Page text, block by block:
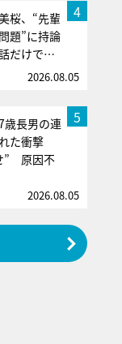
4
桜、“先輩
題”に持論
話だけで…
2026.08.05
5
歳長男の連
た衝撃
” 原因不
2026.08.05